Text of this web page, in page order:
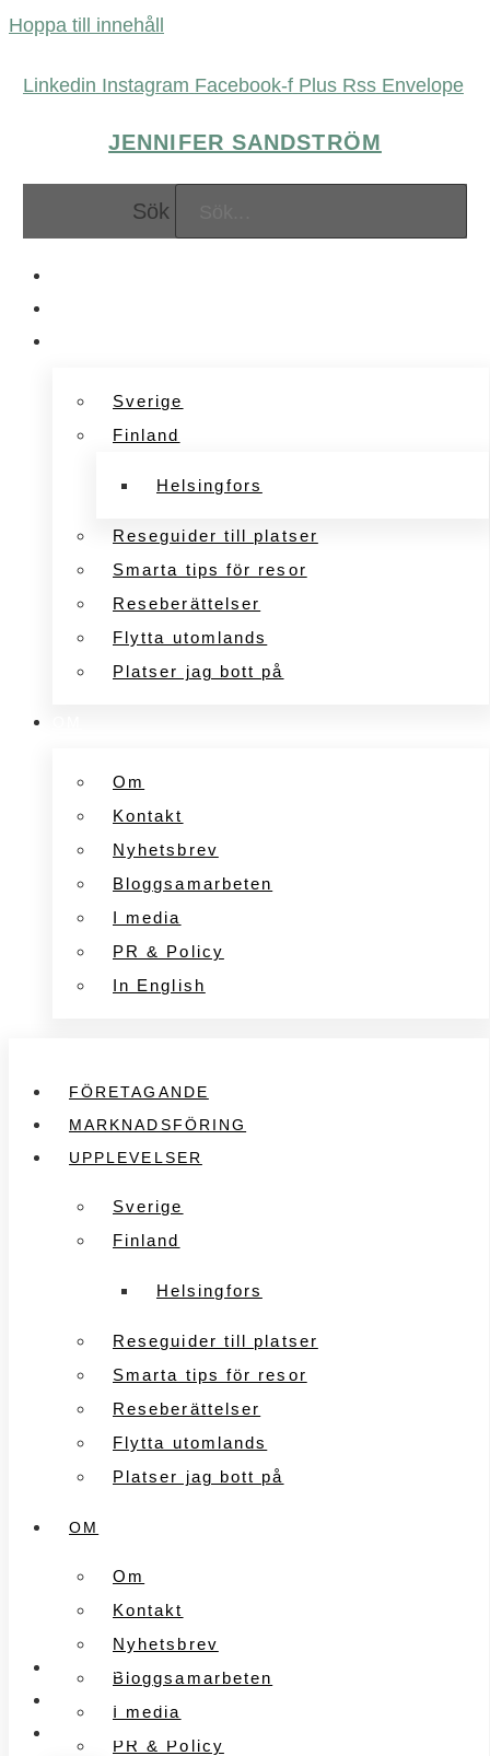
Hoppa till innehåll
Linkedin Instagram Facebook-f Plus Rss Envelope
JENNIFER SANDSTRÖM
Sök
Sverige
Finland
Helsingfors
Reseguider till platser
Smarta tips för resor
Reseberättelser
Flytta utomlands
Platser jag bott på
Om
Kontakt
Nyhetsbrev
Bloggsamarbeten
I media
PR & Policy
In English
FÖRETAGANDE
MARKNADSFÖRING
UPPLEVELSER
Sverige
Finland
Helsingfors
Reseguider till platser
Smarta tips för resor
Reseberättelser
Flytta utomlands
Platser jag bott på
OM
Om
Kontakt
Nyhetsbrev
Bloggsamarbeten
I media
PR & Policy